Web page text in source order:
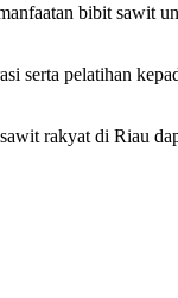
bibit sawit
serta pelatihan
sawit rakyat di Riau